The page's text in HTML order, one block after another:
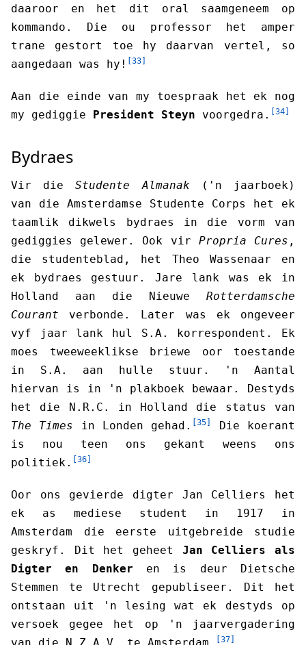
daaroor en het dit oral saamgeneem op
kommando. Die ou professor het amper
trane gestort toe hy daarvan vertel, so
aangedaan was hy!
[33]
Aan die einde van my toespraak het ek nog
my gediggie
President Steyn voorgedra. [34]
Bydraes
Vir dieStudente Almanak ('n jaarboek)
van die Amsterdamse Studente Corps het ek
taamlik dikwels bydraes in die vorm van
gediggies gelewer. Ook vir Propria Cures ,
die studenteblad, het Theo Wassenaar en
ek bydraes gestuur. Jare lank was ek in
Holland aan die Nieuwe Rotterdamsche
Courant verbonde. Later was ek ongeveer
vyf jaar lank hul S.A. korrespondent. Ek
moes tweeweeklikse briewe oor toestande
in S.A. aan hulle stuur. 'n Aantal
hiervan is in 'n plakboek bewaar. Destyds
het die N.R.C. in Holland die status van
The Times in Londen gehad. [35]
Die koerant
is nou teen ons gekant weens ons
politiek.
[36]
Oor ons gevierde digter Jan Celliers het
ek as mediese student in 1917 in
Amsterdam die eerste uitgebreide studie
geskryf. Dit het geheet Jan Celliers als
Digter en Denker en is deur Dietsche
Stemmen te Utrecht gepubliseer. Dit het
ontstaan uit 'n lesing wat ek destyds op
versoek gegee het op 'n jaarvergadering
[37]